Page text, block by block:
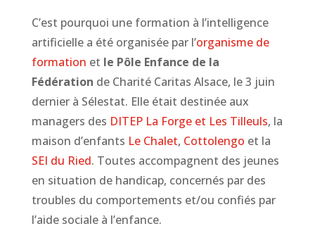
C’est pourquoi une formation à l’intelligence
artificielle a été organisée par l’organisme de
formation et le Pôle Enfance de la
Fédération de Charité Caritas Alsace, le 3 juin
dernier à Sélestat. Elle était destinée aux
managers des DITEP La Forge et Les Tilleuls, la
maison d’enfants Le Chalet, Cottolengo et la
SEI du Ried. Toutes accompagnent des jeunes
en situation de handicap, concernés par des
troubles du comportements et/ou confiés par
l’aide sociale à l’enfance.